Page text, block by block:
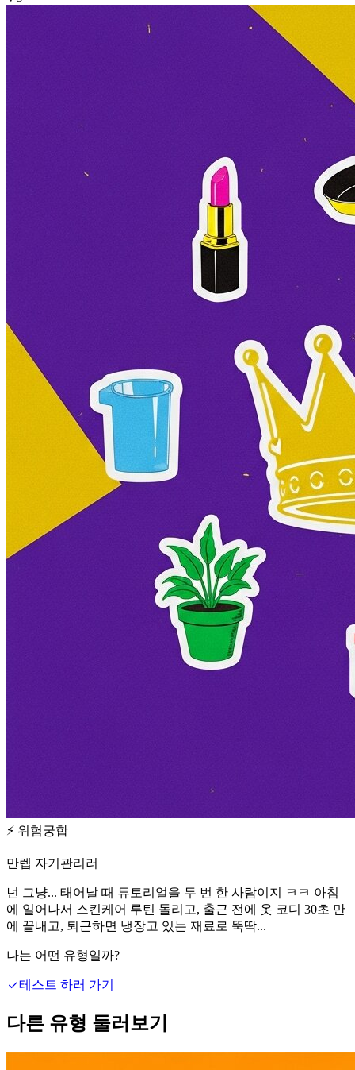
⚡ 위험궁합
만렙 자기관리러
넌 그냥... 태어날 때 튜토리얼을 두 번 한 사람이지 ㅋㅋ 아침
에 일어나서 스킨케어 루틴 돌리고, 출근 전에 옷 코디 30초 만
에 끝내고, 퇴근하면 냉장고 있는 재료로 뚝딱...
나는 어떤 유형일까?
테스트 하러 가기
다른 유형 둘러보기